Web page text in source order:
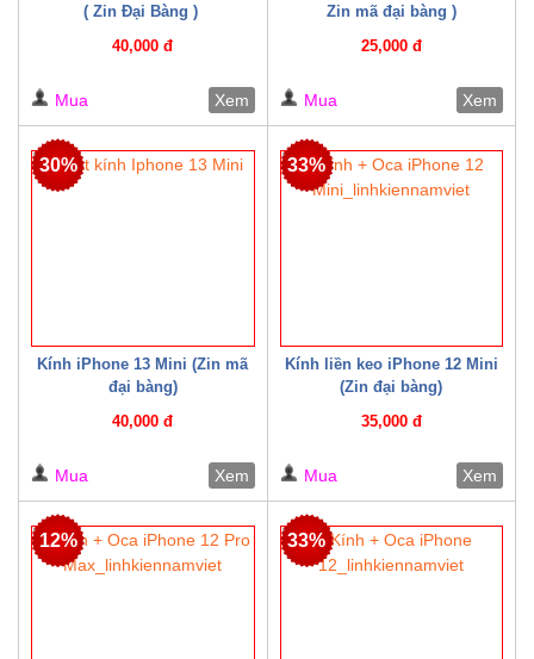
( Zin Đại Bàng )
40,000 đ
Mua Xem
Zin mã đại bàng )
25,000 đ
Mua Xem
Kính iPhone 13 Mini (Zin mã
đại bàng)
40,000 đ
30%
Mua Xem
Kính liền keo iPhone 12 Mini
(Zin đại bàng)
35,000 đ
33%
Mua Xem
12% 33%